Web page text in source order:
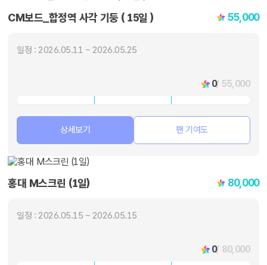
CM보드_합정역 사각 기둥 ( 15일 ) 55,000
일정 : 2026.05.11 ~ 2026.05.25
0/ 55,000
상세보기 팬 기여도
홍대 M스크린 (1일) 80,000
일정 : 2026.05.15 ~ 2026.05.15
0/ 80,000